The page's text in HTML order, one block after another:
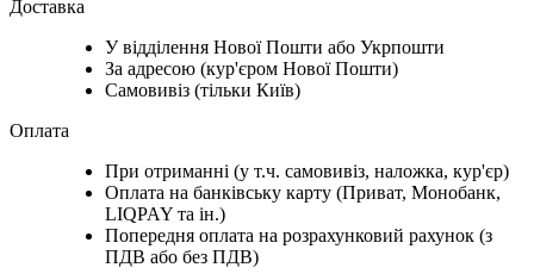
Доставка
У відділення Нової Пошти або Укрпошти
За адресою (кур'єром Нової Пошти)
Самовивіз (тільки Київ)
Оплата
При отриманні (у т.ч. самовивіз, наложка, кур'єр)
Оплата на банківську карту (Приват, Монобанк,
LIQPAY та ін.)
Попередня оплата на розрахунковий рахунок (з
ПДВ або без ПДВ)